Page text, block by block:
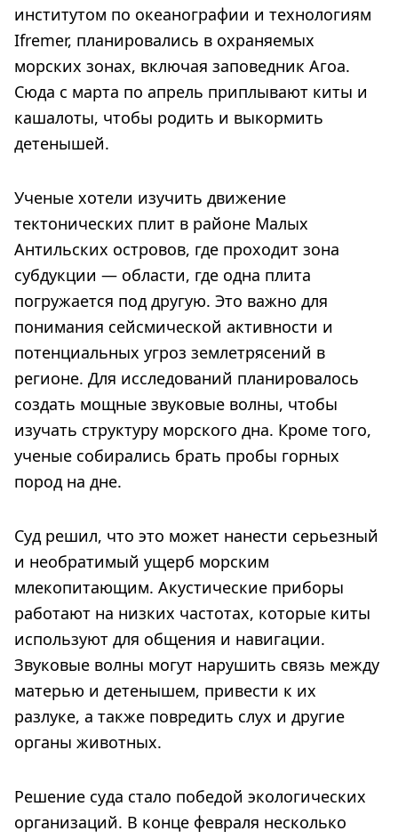
институтом по океанографии и технологиям
Ifremer, планировались в охраняемых
морских зонах, включая заповедник Агоа.
Сюда с марта по апрель приплывают киты и
кашалоты, чтобы родить и выкормить
детенышей.
Ученые хотели изучить движение
тектонических плит в районе Малых
Антильских островов, где проходит зона
субдукции — области, где одна плита
погружается под другую. Это важно для
понимания сейсмической активности и
потенциальных угроз землетрясений в
регионе. Для исследований планировалось
создать мощные звуковые волны, чтобы
изучать структуру морского дна. Кроме того,
ученые собирались брать пробы горных
пород на дне.
Суд решил, что это может нанести серьезный
и необратимый ущерб морским
млекопитающим. Акустические приборы
работают на низких частотах, которые киты
используют для общения и навигации.
Звуковые волны могут нарушить связь между
матерью и детенышем, привести к их
разлуке, а также повредить слух и другие
органы животных.
Решение суда стало победой экологических
организаций. В конце февраля несколько